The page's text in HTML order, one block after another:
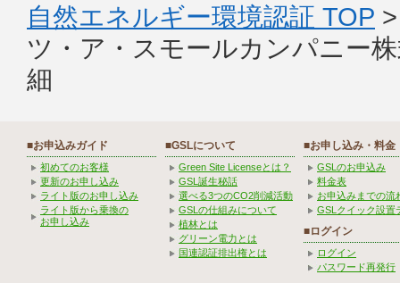
自然エネルギー環境認証 TOP
ツ・ア・スモールカンパニー
細
■お申込みガイド
初めてのお客様
更新のお申し込み
ライト版のお申し込み
ライト版から乗換の
お申し込み
■GSLについて
Green Site Licenseとは？
GSL誕生秘話
選べる3つのCO2削減活動
GSLの仕組みについて
植林とは
グリーン電力とは
国連認証排出権とは
■お申し込み・料金
GSLのお申込み
料金表
お申込みまでの流
GSLクイック設置
■ログイン
ログイン
パスワード再発行